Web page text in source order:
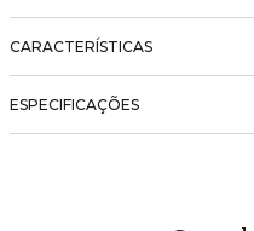
CARACTERÍSTICAS
ESPECIFICAÇÕES